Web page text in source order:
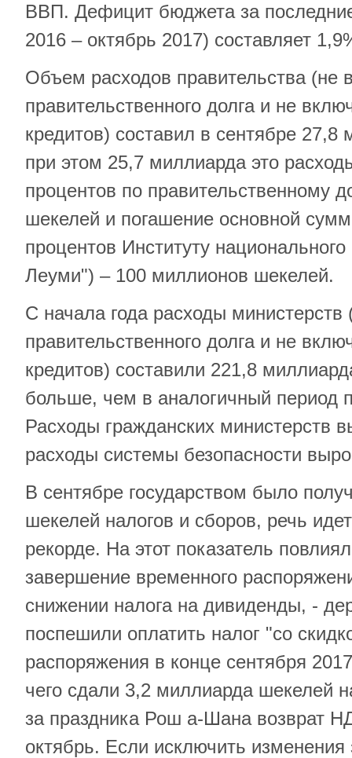
ВВП. Дефицит бюджета за
2016 – октябрь 2017) составляет
Объем расходов правительства (не
правительственного долга и не
кредитов) составил в сентябре
при этом 25,7 миллиарда это
процентов по правительственному
шекелей и погашение основной
процентов Институту
Леуми") – 100 миллионов шекелей.
С начала года расходы министерств
правительственного долга и не
кредитов) составили 221,8
больше, чем в аналогичный период
Расходы гражданских министерств
расходы системы безопасности
В сентябре государством было
шекелей налогов и сборов, речь
рекорде. На этот показатель
завершение временного
снижении налога на дивиденды, -
поспешили оплатить налог "со
распоряжения в конце сентября
чего сдали 3,2 миллиарда шекелей
за праздника Рош а-Шана возврат
октябрь. Если исключить изменения